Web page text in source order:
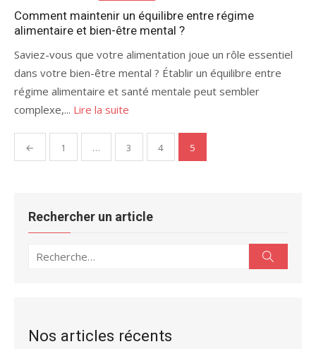
le
Comment maintenir un équilibre entre régime
alimentaire et bien-être mental ?
Saviez-vous que votre alimentation joue un rôle essentiel
dans votre bien-être mental ? Établir un équilibre entre
régime alimentaire et santé mentale peut sembler
complexe,... Lire la suite
Pagination
des
← 1 … 3 4 5
Rechercher un article
Recherche
Nos articles récents